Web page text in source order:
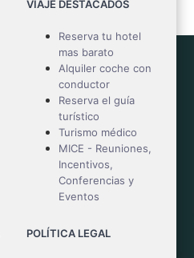
VIAJE DESTACADOS
Reserva tu hotel
mas barato
Alquiler coche con
conductor
Reserva el guía
turístico
Turismo médico
MICE - Reuniones,
Incentivos,
Conferencias y
Eventos
POLÍTICA LEGAL